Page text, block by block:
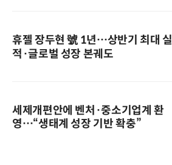
휴젤 장두현 號 1년…상반기 최대 실
적·글로벌 성장 본궤도
세제개편안에 벤처·중소기업계 환
영…“생태계 성장 기반 확충”